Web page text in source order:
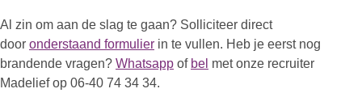
Al zin om aan de slag te gaan? Solliciteer direct
door onderstaand formulier in te vullen. Heb je eerst nog
brandende vragen? Whatsapp of bel met onze recruiter
Madelief op 06-40 74 34 34.